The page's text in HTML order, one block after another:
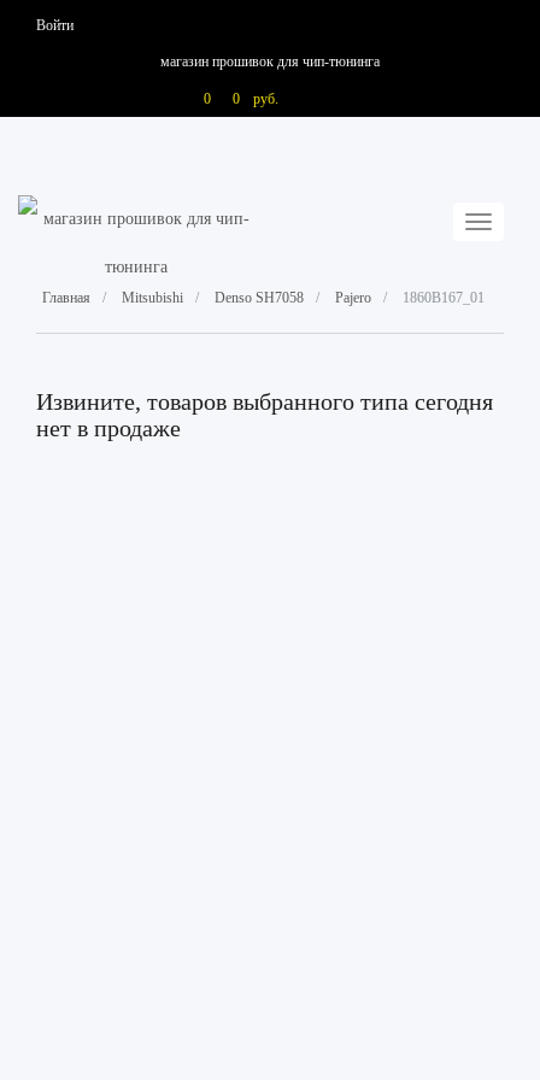
Войти
магазин прошивок для чип-тюнинга
0 0 руб.
Toggle
Главная Mitsubishi Denso SH7058 Pajero 1860B167_01
Извините, товаров выбранного типа сегодня
нет в продаже